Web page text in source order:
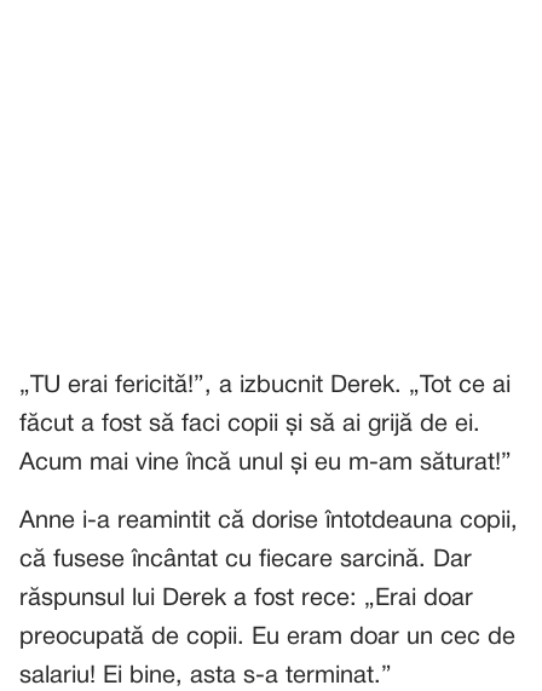
„TU erai fericită!”, a izbucnit Derek. „Tot ce ai
făcut a fost să faci copii și să ai grijă de ei.
Acum mai vine încă unul și eu m-am săturat!”
Anne i-a reamintit că dorise întotdeauna copii,
că fusese încântat cu fiecare sarcină. Dar
răspunsul lui Derek a fost rece: „Erai doar
preocupată de copii. Eu eram doar un cec de
salariu! Ei bine, asta s-a terminat.”